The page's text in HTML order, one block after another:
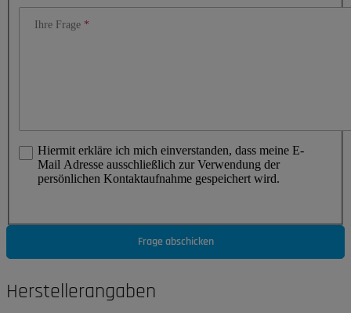
Ihre Frage
Hiermit erkläre ich mich einverstanden, dass meine E-
Mail Adresse ausschließlich zur Verwendung der
persönlichen Kontaktaufnahme gespeichert wird.
Frage abschicken
Herstellerangaben